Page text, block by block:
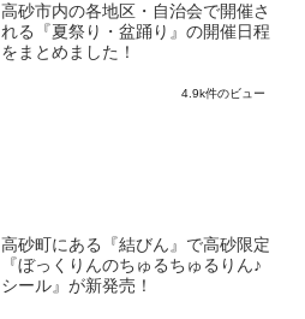
高砂市内の各地区・自治会で開催さ
れる『夏祭り・盆踊り』の開催日程
をまとめました！
4.9k件のビュー
高砂町にある『結びん』で高砂限定
『ぼっくりんのちゅるちゅるりん♪
シール』が新発売！